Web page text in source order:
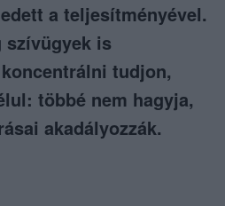
a teljesítményével.
szívügyek is
tudjon,
többé nem hagyja,
akadályozzák.